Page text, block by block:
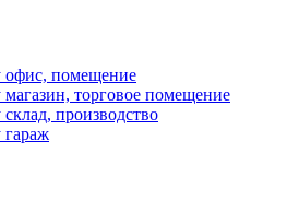
помещение
торговое помещение
производство